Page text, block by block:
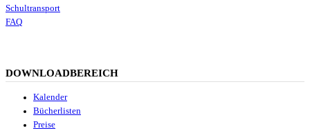
Schultransport
FAQ
DOWNLOADBEREICH
Kalender
Bücherlisten
Preise